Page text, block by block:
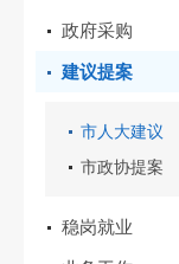
政府采购
建议提案
市人大建议
市政协提案
稳岗就业